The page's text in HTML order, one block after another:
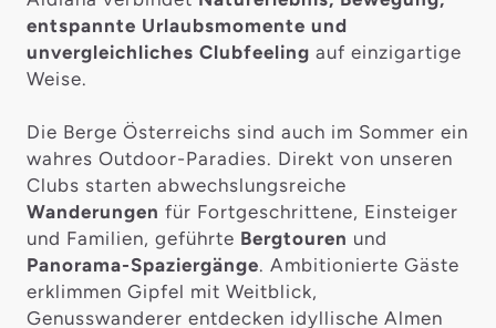
entspannte Urlaubsmomente und
unvergleichliches Clubfeeling auf einzigartige
Weise.
Die Berge Österreichs sind auch im Sommer ein
wahres Outdoor-Paradies. Direkt von unseren
Clubs starten abwechslungsreiche
Wanderungen für Fortgeschrittene, Einsteiger
und Familien, geführte Bergtouren und
Panorama-Spaziergänge. Ambitionierte Gäste
erklimmen Gipfel mit Weitblick,
Genusswanderer entdecken idyllische Almen